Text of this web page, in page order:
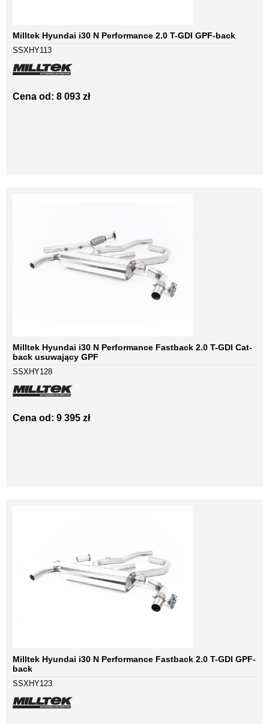
Milltek Hyundai i30 N Performance 2.0 T-GDI GPF-back
SSXHY113
Cena od: 8 093 zł
Milltek Hyundai i30 N Performance Fastback 2.0 T-GDI Cat-
back usuwający GPF
SSXHY128
Cena od: 9 395 zł
Milltek Hyundai i30 N Performance Fastback 2.0 T-GDI GPF-
back
SSXHY123